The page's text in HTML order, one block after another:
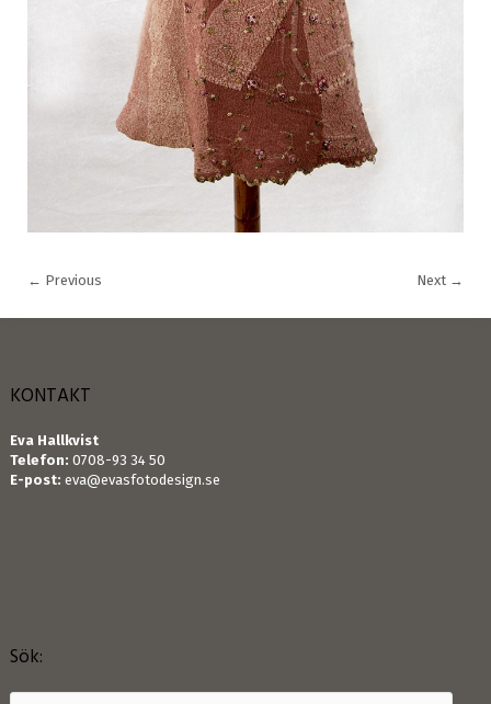
← Previous Next →
KONTAKT
Eva Hallkvist
Telefon: 0708-93 34 50
E-post: eva@evasfotodesign.se
Sök: